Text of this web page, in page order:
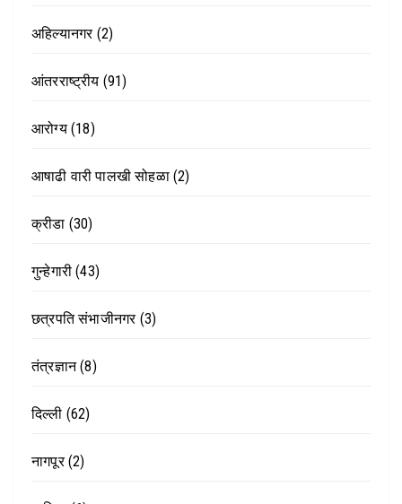
अहिल्यानगर(2)
आंतरराष्ट्रीय (91)
आरोग्य(18)
आषाढी वारी पालखी सोहळा(2)
क्रीडा (30)
गुन्हेगारी (43)
छत्रपति संभाजीनगर(3)
तंत्रज्ञान(8)
दिल्ली (62)
नागपूर(2)